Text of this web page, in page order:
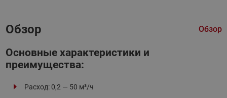
Обзор Обзор
Основные характеристики и
преимущества:
Расход: 0,2 — 50 м³/ч